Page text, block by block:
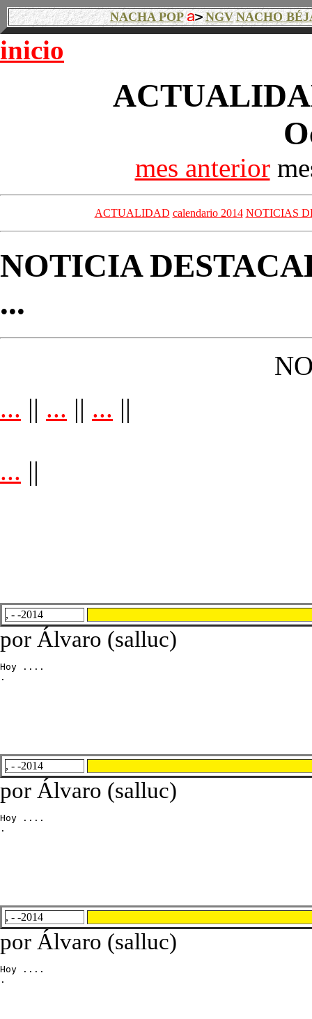
NACHA POP NGV NACHO
inicio
mes anterior
ACTUALIDAD calendario 2014 NOTICIAS
NOTICIA
...
... || ... || ... ||
... ||
, - -2014
por Álvaro (salluc)
Hoy ....
.
, - -2014
por Álvaro (salluc)
Hoy ....
.
, - -2014
por Álvaro (salluc)
Hoy ....
.